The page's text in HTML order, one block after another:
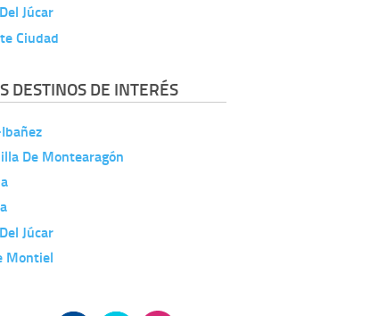
Júcar
Ciudad
DESTINOS DE INTERÉS
De Montearagón
Júcar
Montiel